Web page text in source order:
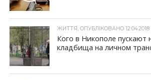
ЖИТТЯ, ОПУБЛІКОВАНО 12.04.2018
Кого в Никополе пускают
кладбища на личном